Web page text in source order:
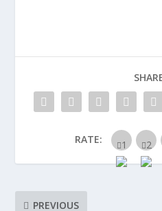
RATE:
PREVIOUS